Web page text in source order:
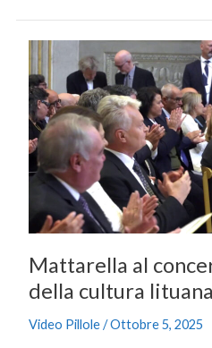
Mattarella al
della cultura
Video Pillole/Ottobre 5, 2025
Mattarella
al
concerto
per
l’Anno
della
cultura
lituana